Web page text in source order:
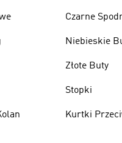
Czarne
Niebieskie
Złote Buty
Stopki
Kurtki